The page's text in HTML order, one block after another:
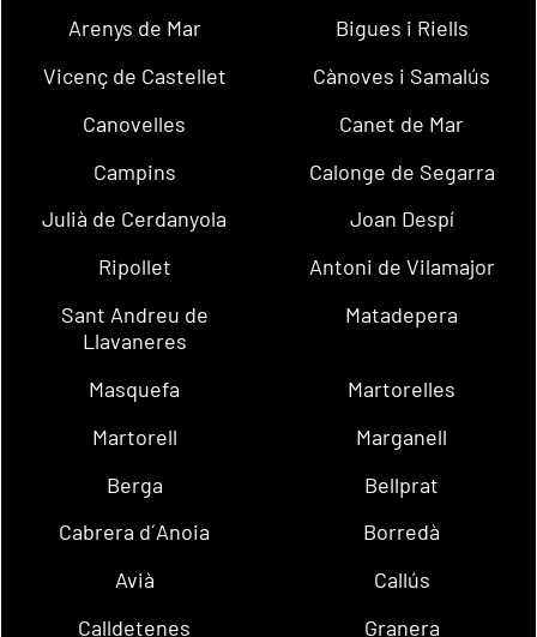
Arenys de Mar
Bigues i Riells
Vicenç de Castellet
Cànoves i Samalús
Canovelles
Canet de Mar
Campins
Calonge de Segarra
Julià de Cerdanyola
Joan Despí
Ripollet
Antoni de Vilamajor
Sant Andreu de
Llavaneres
Matadepera
Masquefa
Martorelles
Martorell
Marganell
Berga
Bellprat
Cabrera d´Anoia
Borredà
Avià
Callús
Calldetenes
Granera